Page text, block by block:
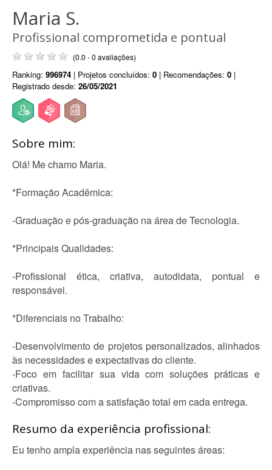
Maria S.
Profissional comprometida e pontual
(0.0 - 0 avaliações)
Ranking: 996974 | Projetos concluídos: 0 | Recomendações: 0 |
Registrado desde: 26/05/2021
Sobre mim:
Olá! Me chamo Maria.
*Formação Acadêmica:
-Graduação e pós-graduação na área de Tecnologia.
*Principais Qualidades:
-Profissional ética, criativa, autodidata, pontual e
responsável.
*Diferenciais no Trabalho:
-Desenvolvimento de projetos personalizados, alinhados
às necessidades e expectativas do cliente.
-Foco em facilitar sua vida com soluções práticas e
criativas.
-Compromisso com a satisfação total em cada entrega.
Resumo da experiência profissional:
Eu tenho ampla experiência nas seguintes áreas: